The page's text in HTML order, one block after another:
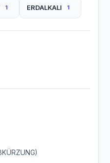
1 ERDALKALI 1